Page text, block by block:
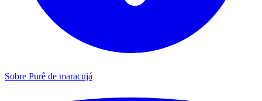
Sobre Purê de maracujá